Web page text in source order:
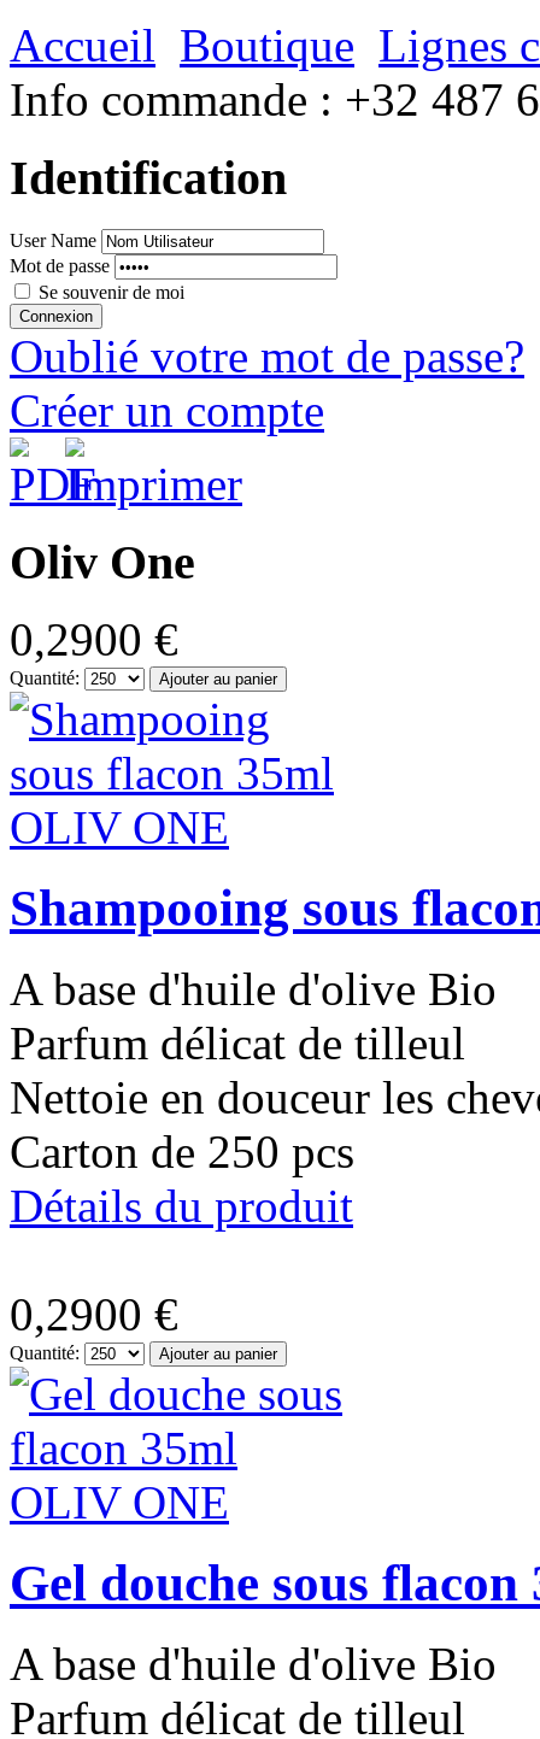
Accueil Boutique Lignes
Info commande : +32 487
Identification
User Name
Mot de passe
Se souvenir de moi
Oublié votre mot de passe?
Créer un compte
Oliv One
0,2900 €
Quantité:
Shampooing sous
A base d'huile d'olive Bio
Parfum délicat de tilleul
Nettoie en douceur les
Carton de 250 pcs
Détails du produit
0,2900 €
Quantité:
Gel douche sous
A base d'huile d'olive Bio
Parfum délicat de tilleul